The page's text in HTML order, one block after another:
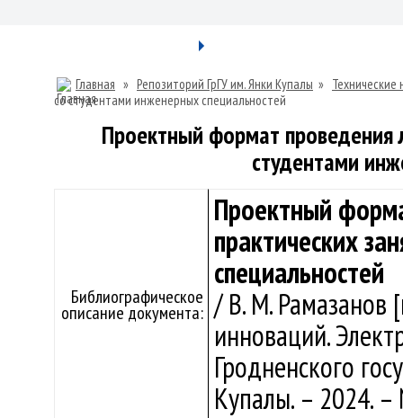
Главная » Репозиторий ГрГУ им. Янки Купалы » Технические
со студентами инженерных специальностей
Проектный формат проведения
студентами
Библиографическое
описание документа:
Проектный
практических
специальностей
/ В. М. Рамазанов
инноваций.
Гродненского
Купалы. – 2024.